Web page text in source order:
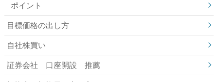
ポイント
目標価格の出し方
自社株買い
証券会社 口座開設 推薦